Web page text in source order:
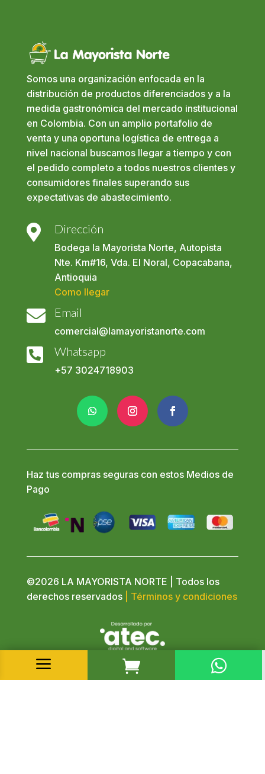
Somos una organización enfocada en la
distribución de productos diferenciados y a la
medida gastronómica del mercado institucional
en Colombia. Con un amplio portafolio de
venta y una oportuna logística de entrega a
nivel nacional buscamos llegar a tiempo y con
el pedido completo a todos nuestros clientes y
consumidores finales superando sus
expectativas de abastecimiento.
 Dirección
Bodega la Mayorista Norte, Autopista
Nte. Km#16, Vda. El Noral, Copacabana,
Antioquia
Como llegar
 Email
comercial@lamayoristanorte.com
 Whatsapp
+57 3024718903
Haz tus compras seguras con estos Medios de
Pago
©2026 LA MAYORISTA NORTE | Todos los
derechos reservados
| Términos y condiciones
a  